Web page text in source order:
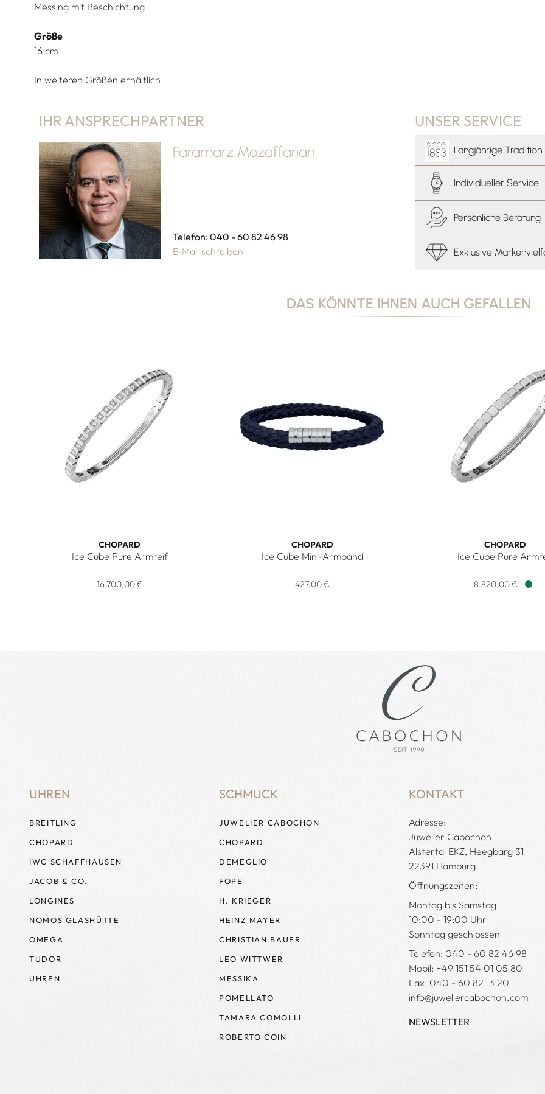
Messing mit Beschichtung
Größe
16 cm
In weiteren Größen erhältlich
IHR ANSPRECHPARTNER
Faramarz Mozaffarian
Telefon: 040 - 60 82 46 98
E-Mail schreiben
UNSER SERVICE
Langjährige Tradition
Individueller Service
Persönliche Beratung
Exklusive
DAS KÖNNTE IHNEN AUCH GEFALLEN
CHOPARD
Ice Cube Pure Armreif
16.700,00 €
CHOPARD
Ice Cube Mini-Armband
427,00 €
CHOPARD
Ice Cube Pure
8.820,00 €
UHREN
BREITLING
CHOPARD
IWC SCHAFFHAUSEN
JACOB & CO.
LONGINES
NOMOS GLASHÜTTE
OMEGA
TUDOR
UHREN
SCHMUCK
JUWELIER CABOCHON
CHOPARD
DEMEGLIO
FOPE
H. KRIEGER
HEINZ MAYER
CHRISTIAN BAUER
LEO WITTWER
MESSIKA
POMELLATO
TAMARA COMOLLI
ROBERTO COIN
KONTAKT
Adresse:
Juwelier Cabochon
Alstertal EKZ, Heegbarg 31
22391 Hamburg
Öffnungszeiten:
Montag bis Samstag
10:00 - 19:00 Uhr
Sonntag geschlossen
Telefon: 040 - 60 82 46 98
Mobil: +49 151 54 01 05 80
Fax: 040 - 60 82 13 20
info@juweliercabochon.com
NEWSLETTER